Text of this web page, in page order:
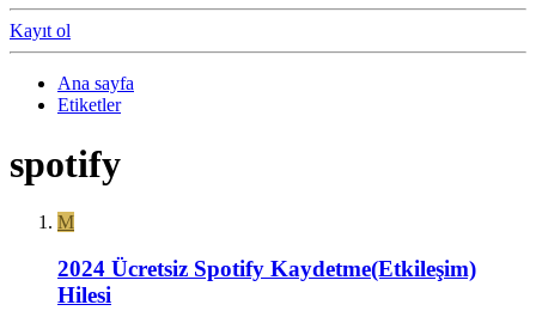
Kayıt ol
Ana sayfa
Etiketler
spotify
M
2024 Ücretsiz Spotify Kaydetme(Etkileşim)
Hilesi